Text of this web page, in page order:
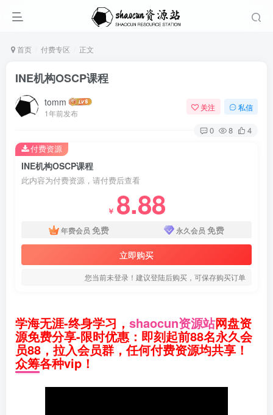
首页 付费专区 正文
INE机构OSCP课程
tomm
1年前发布
关注 私信
0 8 4
INE机构OSCP课程
此内容为付费资源，请付费后查看
￥ 8.88
年费会员 免费 永久会员 免费
立即购买
您当前未登录！建议登陆后购买，可保存购买订单
付费资源
学海无涯-终身学习， shaocun资源站网盘资
源免费分享-限时优惠：即刻起前88名永久会
员88，拉入会员群，任何付费资源均共享！
众筹各种vip！